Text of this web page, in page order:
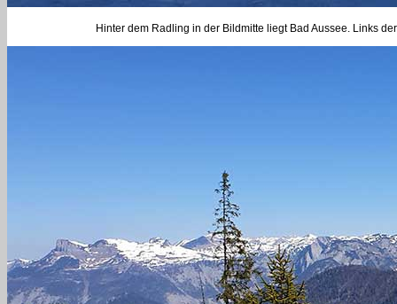
Hinter dem Radling in der Bildmitte liegt Bad Aussee. Links